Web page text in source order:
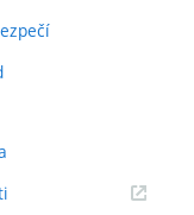
(externí